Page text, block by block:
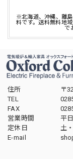
※北海道、沖縄、離
料です。送料無料地
で
住所
〒
TEL
FAX
営業時間
平
定休日
土
E-mail